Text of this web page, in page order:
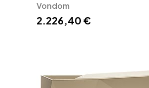
Vondom
2.226,40 €